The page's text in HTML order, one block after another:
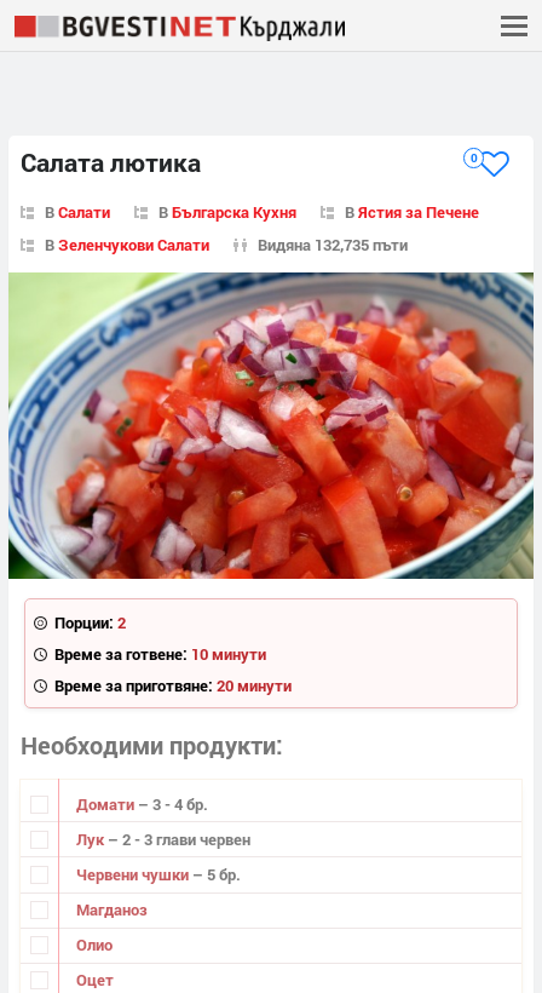
Салата лютика 0
ВСалати ВБългарска Кухня ВЯстия за Печене
ВЗеленчукови Салати Видяна 132,735 пъти
Порции: 2
Време за готвене: 10 минути
Време за приготвяне: 20 минути
Необходими продукти
Домати – 3 - 4 бр.
Лук – 2 - 3 глави червен
Червени чушки – 5 бр.
Магданоз
Олио
Оцет